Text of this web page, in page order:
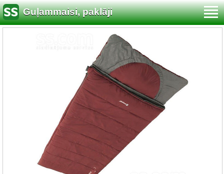
Guļammaisi, paklāji